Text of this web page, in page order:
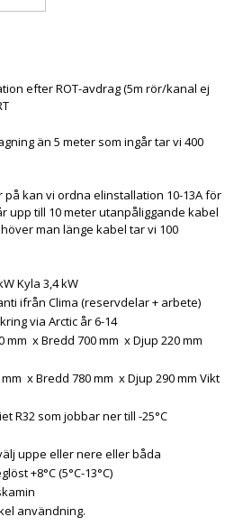
efter ROT-avdrag (5m rör/kanal ej
än 5 meter som ingår tar vi 400
kan vi ordna elinstallation 10-13A för
upp till 10 meter utanpåliggande kabel
man länge kabel tar vi 100
Kyla 3,4 kW
ifrån Clima (reservdelar + arbete)
via Arctic år 6-14
mm x Bredd 700 mm x Djup 220 mm
x Bredd 780 mm x Djup 290 mm Vikt
R32 som jobbar ner till -25°C
uppe eller nere eller båda
+8°C (5°C-13°C)
användning.